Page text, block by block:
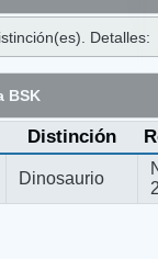
Detalles:
BSK
Distinción
Dinosaurio